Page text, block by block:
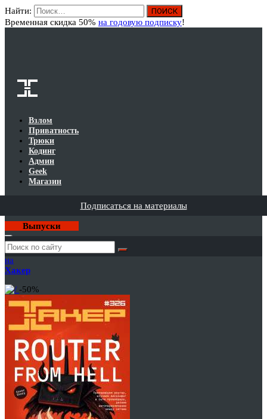
Найти:
Временная скидка 50% на годовую подписку!
Взлом
Приватность
Трюки
Кодинг
Админ
Geek
Магазин
Подписаться на материалы
Выпуски
Годовая
подписка
на
Хакер
-50%